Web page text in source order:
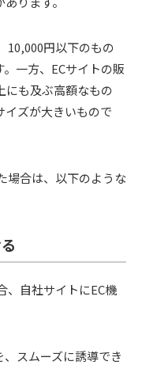
10,000円以下のもの
一方、ECサイトの販
にも及ぶ高額なもの
イズが大きいもので
場合は、以下のような
、自社サイトにEC機
スムーズに誘導でき